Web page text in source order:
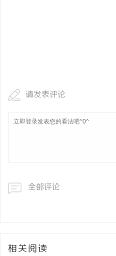
请发表评论
全部评论
相关阅读